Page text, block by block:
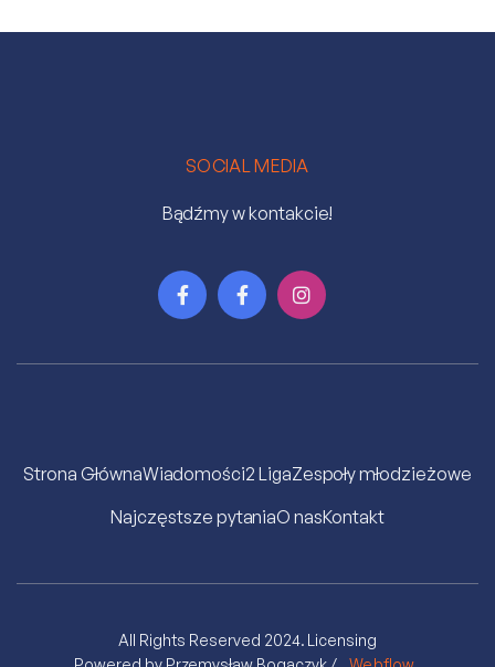
SOCIAL MEDIA
Bądźmy w kontakcie!
  
Strona GłównaWiadomości2 LigaZespoły młodzieżowe
Najczęstsze pytaniaO nasKontakt
All Rights Reserved 2024. Licensing